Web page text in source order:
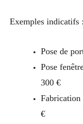
Exemples indicatifs :
Pose de
Pose
300 €
Fabrication
€